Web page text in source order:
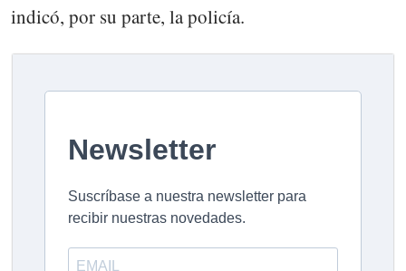
indicó, por su parte, la policía.